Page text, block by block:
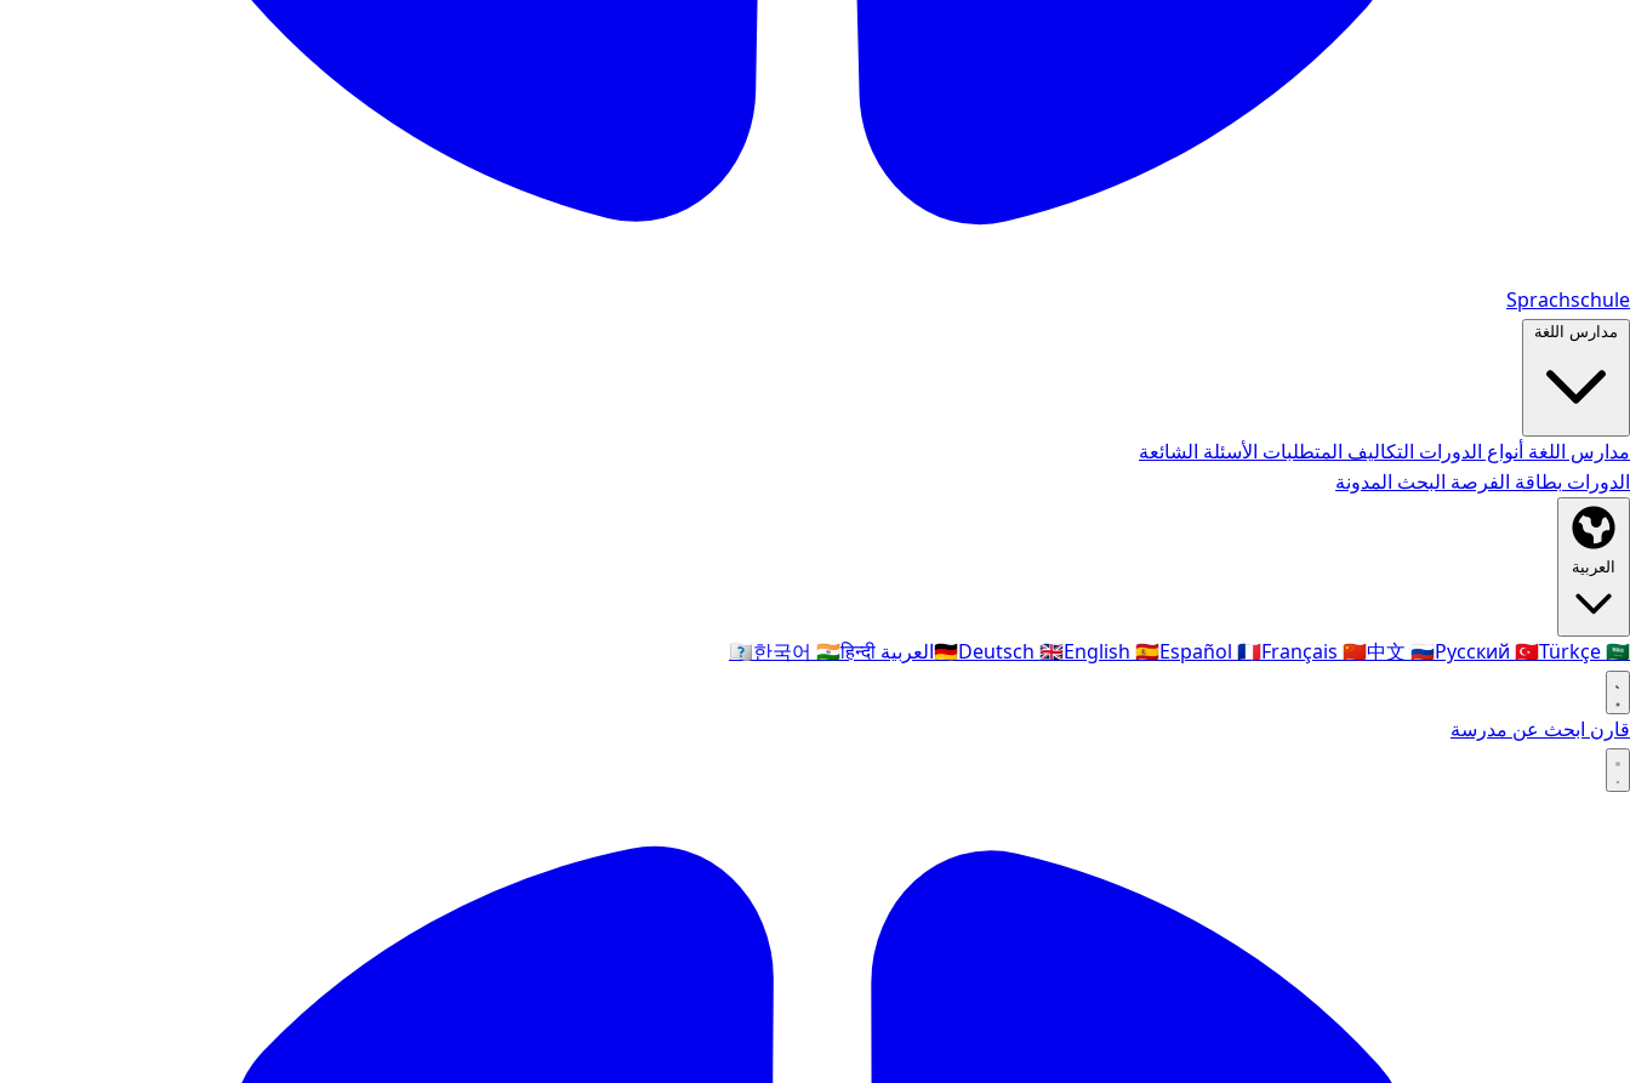
Sprachschule
مدارس اللغة
مدارس اللغة أنواع الدورات التكاليف المتطلبات الأسئلة الشائعة
الدورات بطاقة الفرصة البحث المدونة
العربية
🇩🇪Deutsch 🇬🇧English 🇪🇸Español 🇫🇷Français 🇨🇳中文 🇷🇺Русский 🇹🇷Türkçe🇸🇦 العربية 🇰🇷한국어 🇮🇳हिन्दी
قارن ابحث عن مدرسة